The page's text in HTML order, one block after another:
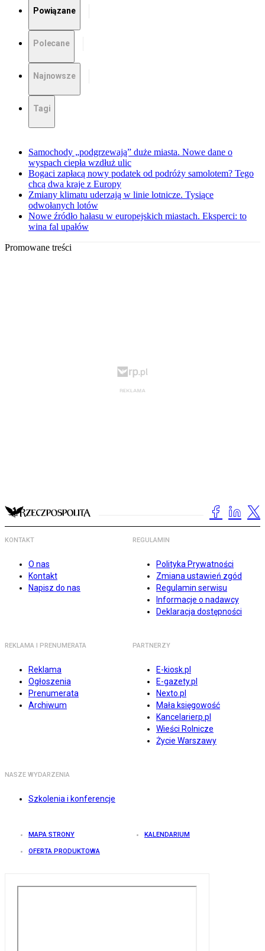
Powiązane
Polecane
Najnowsze
Tagi
Samochody „podgrzewają” duże miasta. Nowe dane o
wyspach ciepła wzdłuż ulic
Bogaci zapłacą nowy podatek od podróży samolotem? Tego
chcą dwa kraje z Europy
Zmiany klimatu uderzają w linie lotnicze. Tysiące
odwołanych lotów
Nowe źródło hałasu w europejskich miastach. Eksperci: to
wina fal upałów
Promowane treści
KONTAKT
O nas
Kontakt
Napisz do nas
REGULAMIN
Polityka Prywatności
Zmiana ustawień zgód
Regulamin serwisu
Informacje o nadawcy
Deklaracja dostępności
REKLAMA I PRENUMERATA
Reklama
Ogłoszenia
Prenumerata
Archiwum
PARTNERZY
E-kiosk.pl
E-gazety.pl
Nexto.pl
Mała księgowość
Kancelarierp.pl
Wieści Rolnicze
Życie Warszawy
NASZE WYDARZENIA
Szkolenia i konferencje
MAPA STRONY KALENDARIUM
OFERTA PRODUKTOWA